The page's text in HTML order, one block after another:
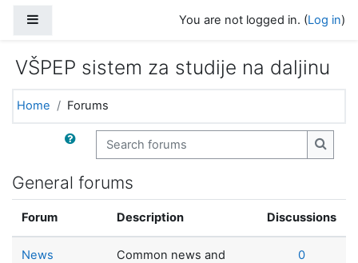
You are not logged in. (Log in)
VŠPEP sistem za studije na daljinu
Home Forums
Search forums
General forums
Forum Description Discussions
News
Common news and
0